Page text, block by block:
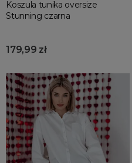
Koszula tunika oversize
Stunning czarna
179,99 zł